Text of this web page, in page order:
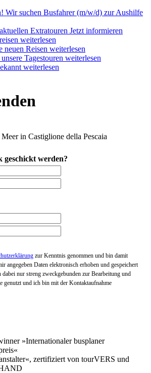
Wir suchen Busfahrer (m/w/d) zur Aushilfe
Extratouren Jetzt informieren
weiterlesen
neuen Reisen weiterlesen
Tagestouren weiterlesen
weiterlesen
in Castiglione della Pescaia
werden?
zur Kenntnis genommen und bin damit
angegeben Daten elektronisch erhoben und gespeichert
nur streng zweckgebunden zur Bearbeitung und
genutzt und ich bin mit der Kontaktaufnahme
»Internationaler busplaner
zertifiziert von tourVERS und